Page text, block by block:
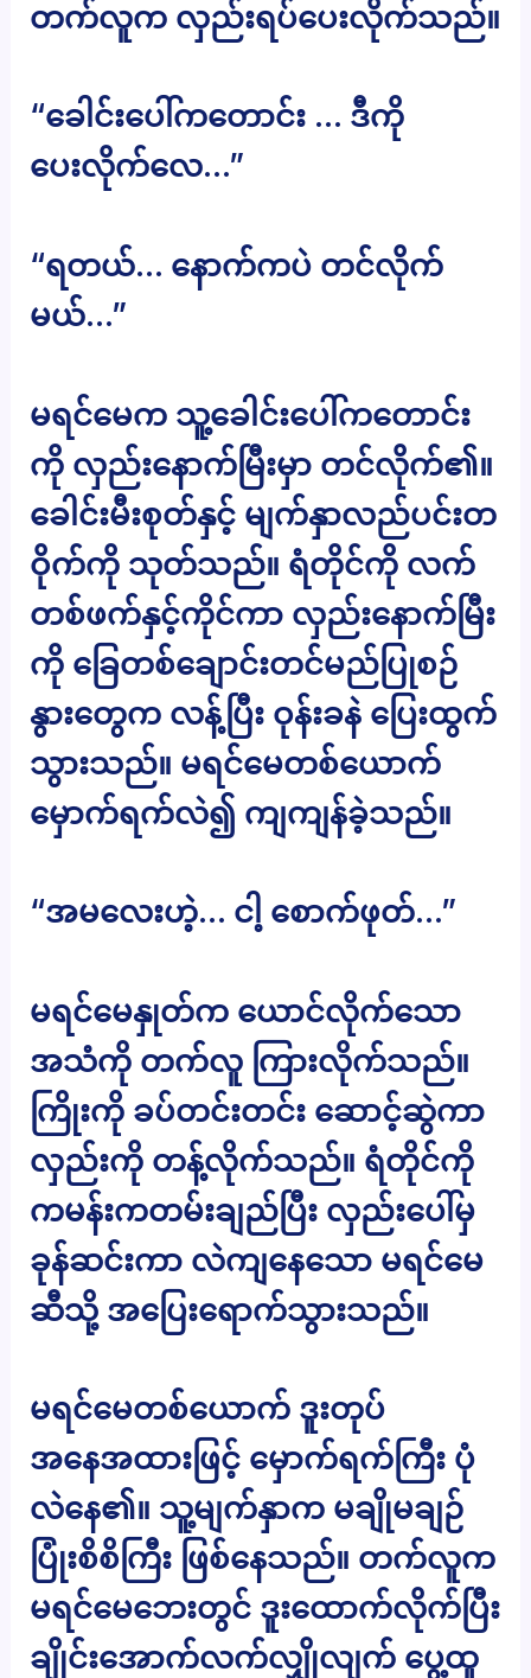
တက်လူက လှည်းရပ်ပေးလိုက်သည်။
“ခေါင်းပေါ်ကတောင်း … ဒီကို
ပေးလိုက်လေ…”
“ရတယ်… နောက်ကပဲ တင်လိုက်
မယ်…”
မရင်မေက သူ့ခေါင်းပေါ်ကတောင်း
ကို လှည်းနောက်မြီးမှာ တင်လိုက်၏။
ခေါင်းမီးစုတ်နှင့် မျက်နှာလည်ပင်းတ
ဝိုက်ကို သုတ်သည်။ ရံတိုင်ကို လက်
တစ်ဖက်နှင့်ကိုင်ကာ လှည်းနောက်မြီး
ကို ခြေတစ်ချောင်းတင်မည်ပြုစဉ်
နွားတွေက လန့်ပြီး ဝုန်းခနဲ ပြေးထွက်
သွားသည်။ မရင်မေတစ်ယောက်
မှောက်ရက်လဲ၍ ကျကျန်ခဲ့သည်။
“အမလေးဟဲ့… ငါ့ စောက်ဖုတ်…”
မရင်မေနှုတ်က ယောင်လိုက်သော
အသံကို တက်လူ ကြားလိုက်သည်။
ကြိုးကို ခပ်တင်းတင်း ဆောင့်ဆွဲကာ
လှည်းကို တန့်လိုက်သည်။ ရံတိုင်ကို
ကမန်းကတမ်းချည်ပြီး လှည်းပေါ်မှ
ခုန်ဆင်းကာ လဲကျနေသော မရင်မေ
ဆီသို့ အပြေးရောက်သွားသည်။
မရင်မေတစ်ယောက် ဒူးတုပ်
အနေအထားဖြင့် မှောက်ရက်ကြီး ပုံ
လဲနေ၏။ သူ့မျက်နှာက မချိုမချဉ်
ပြုံးစိစိကြီး ဖြစ်နေသည်။ တက်လူက
မရင်မေဘေးတွင် ဒူးထောက်လိုက်ပြီး
ချိုင်းအောက်လက်လျှိုလျက် ပွေ့ထူ